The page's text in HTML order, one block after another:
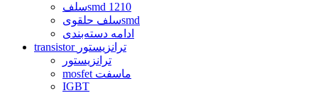
سلفsmd 1210
سلف حلقویsmd
ادامه دسته‌بندی
transistor ترانزیستور
ترانزیستور
mosfet ماسفت
IGBT